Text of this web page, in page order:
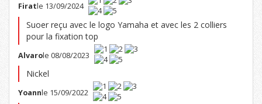
Firatle 13/09/2024
Suoer reçu avec le logo Yamaha et avec les 2 colliers
pour la fixation top
Alvarole 08/08/2023
Nickel
Yoannle 15/09/2022